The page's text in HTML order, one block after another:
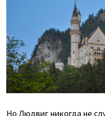
Но Людвиг никогда не